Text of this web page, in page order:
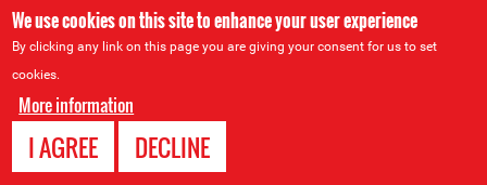
We use cookies on this site to enhance your user experience
By clicking any link on this page you are giving your consent for us to set
cookies.
More information
I AGREE DECLINE